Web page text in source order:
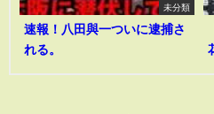
未分類
速報！八田與一ついに逮捕さ
れる。